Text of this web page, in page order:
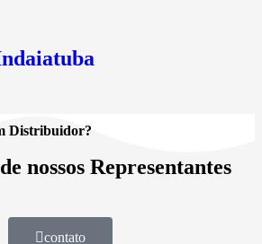
Distribuidor?
nossos Representantes
contato